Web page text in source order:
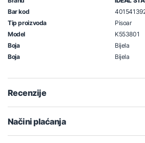
Bar kod
Tip proizvoda
Pisoar
Model
K553801
Boja
Bijela
Boja
Bijela
Recenzije
Načini plaćanja